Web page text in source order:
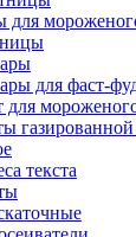
для
для фаст-
для
текста